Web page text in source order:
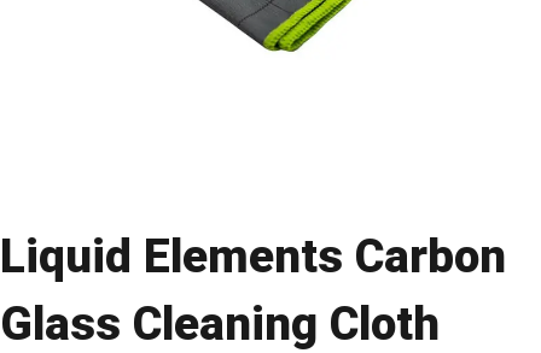
Liquid Elements Carbon
Glass Cleaning Cloth